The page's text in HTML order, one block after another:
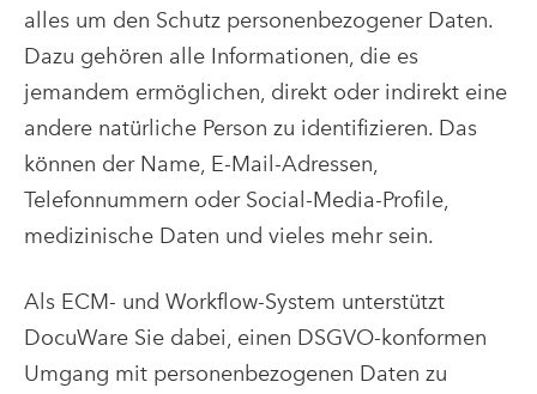
alles um den Schutz personenbezogener Daten.
Dazu gehören alle Informationen, die es
jemandem ermöglichen, direkt oder indirekt eine
andere natürliche Person zu identifizieren. Das
können der Name, E-Mail-Adressen,
Telefonnummern oder Social-Media-Profile,
medizinische Daten und vieles mehr sein.
Als ECM- und Workflow-System unterstützt
DocuWare Sie dabei, einen DSGVO-konformen
Umgang mit personenbezogenen Daten zu